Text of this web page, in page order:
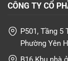
CÔNG TY CỔ
P501, Tầng 5
Phường Yên